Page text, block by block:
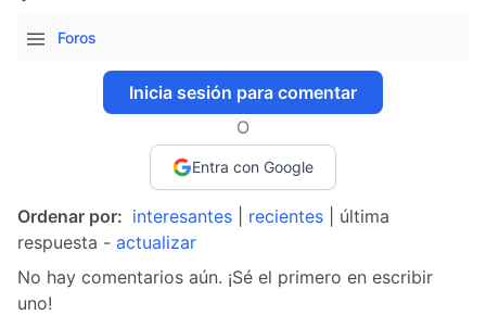
Foros
Inicia sesión para comentar
O
Entra con Google
Ordenar por: interesantes recientes | última
respuesta - actualizar
No hay comentarios aún. ¡Sé el primero en escribir
uno!